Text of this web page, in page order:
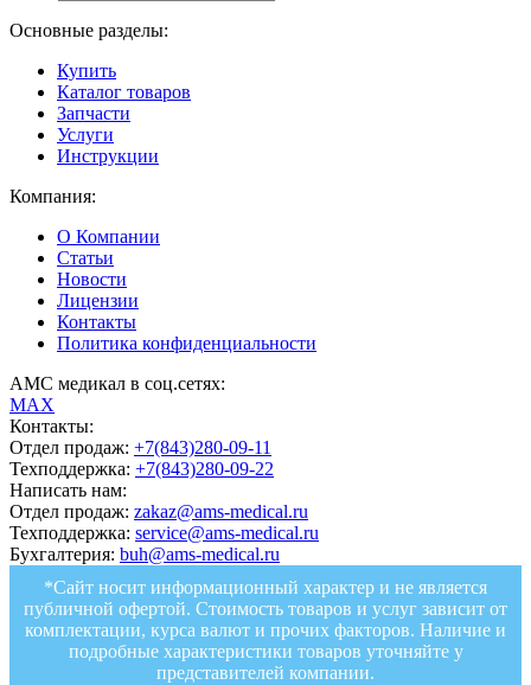
Основные разделы:
Купить
Каталог товаров
Запчасти
Услуги
Инструкции
Компания:
О Компании
Статьи
Новости
Лицензии
Контакты
Политика конфиденциальности
АМС медикал в соц.сетях:
MAX
Контакты:
Отдел продаж: +7(843)280-09-11
Техподдержка: +7(843)280-09-22
Написать нам:
Отдел продаж: zakaz@ams-medical.ru
Техподдержка: service@ams-medical.ru
Бухгалтерия: buh@ams-medical.ru
*Сайт носит информационный характер и не является
публичной офертой. Стоимость товаров и услуг зависит от
комплектации, курса валют и прочих факторов. Наличие и
подробные характеристики товаров уточняйте у
представителей компании.